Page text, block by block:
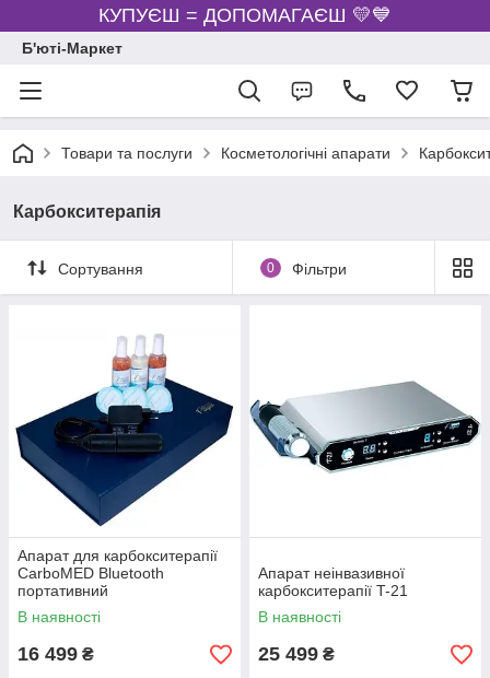
КУПУЄШ = ДОПОМАГАЄШ 💛💙
Б'юті-Маркет
Товари та послуги Косметологічні апарати
Карбокситерапія
Сортування 0 Фільтри
Апарат для карбокситерапії
CarboMED Bluetooth
портативний
В наявності
16 499 ₴
Апарат неінвазивної
карбокситерапії T-21
В наявності
25 499 ₴